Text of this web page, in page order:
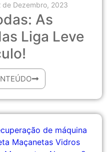
de Dezembro, 2023
As
Liga Leve